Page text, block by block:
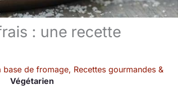
: une recette
base de fromage, Recettes gourmandes &
Végétarien